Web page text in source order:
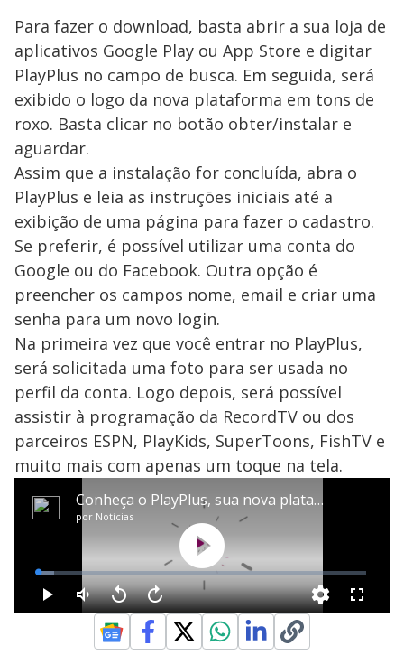
Para fazer o download, basta abrir a sua loja de
aplicativos Google Play ou App Store e digitar
PlayPlus no campo de busca. Em seguida, será
exibido o logo da nova plataforma em tons de
roxo. Basta clicar no botão obter/instalar e
aguardar.
Assim que a instalação for concluída, abra o
PlayPlus e leia as instruções iniciais até a
exibição de uma página para fazer o cadastro.
Se preferir, é possível utilizar uma conta do
Google ou do Facebook. Outra opção é
preencher os campos nome, email e criar uma
senha para um novo login.
Na primeira vez que você entrar no PlayPlus,
será solicitada uma foto para ser usada no
perfil da conta. Logo depois, será possível
assistir à programação da RecordTV ou dos
parceiros ESPN, PlayKids, SuperToons, FishTV e
muito mais com apenas um toque na tela.